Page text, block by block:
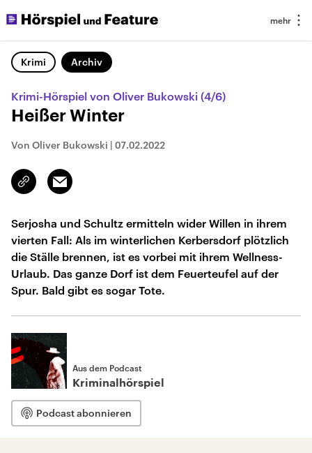
Krimi Archiv
Krimi-Hörspiel von Oliver Bukowski (4/6)
Heißer Winter
Von Oliver Bukowski | 07.02.2022
Link
kopieren/teilen
Email
Serjosha und Schultz ermitteln wider Willen in ihrem
vierten Fall: Als im winterlichen Kerbersdorf plötzlich
die Ställe brennen, ist es vorbei mit ihrem Wellness-
Urlaub. Das ganze Dorf ist dem Feuerteufel auf der
Spur. Bald gibt es sogar Tote.
Aus dem Podcast
Kriminalhörspiel
Podcast abonnieren